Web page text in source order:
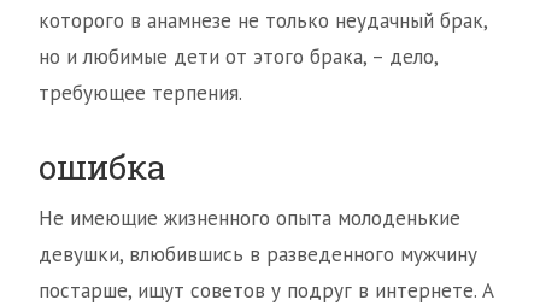
которого в анамнезе не только неудачный брак,
но и любимые дети от этого брака, – дело,
требующее терпения.
ошибка
Не имеющие жизненного опыта молоденькие
девушки, влюбившись в разведенного мужчину
постарше, ищут советов у подруг в интернете. А